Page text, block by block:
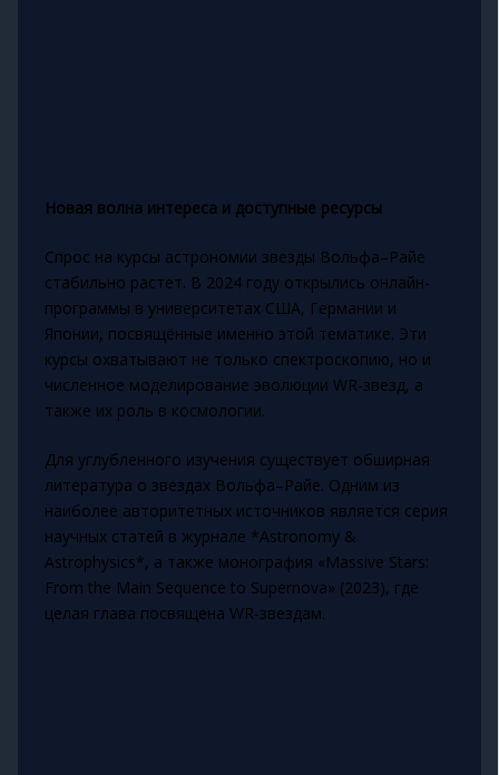
Новая волна интереса и доступные ресурсы
Спрос на курсы астрономии звезды Вольфа–Райе
стабильно растет. В 2024 году открылись онлайн-
программы в университетах США, Германии и
Японии, посвящённые именно этой тематике. Эти
курсы охватывают не только спектроскопию, но и
численное моделирование эволюции WR-звезд, а
также их роль в космологии.
Для углубленного изучения существует обширная
литература о звездах Вольфа–Райе. Одним из
наиболее авторитетных источников является серия
научных статей в журнале *Astronomy &
Astrophysics*, а также монография «Massive Stars:
From the Main Sequence to Supernova» (2023), где
целая глава посвящена WR-звездам.